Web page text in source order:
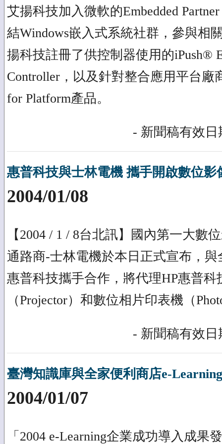
艾揚科技加入微軟的Embedded
結Windows嵌入式系統社群，參與相
揚科技註冊了供控制器使用的iPush®
Controller，以及針對整合應用平台廠
for Platform產品。
- 新聞稿有效日
惠普科技與士林電機 攜手開啟數位影
2004/01/08
【2004 / 1 / 8台北訊】國內第一大數
通路商-士林電機於本日正式宣布，
惠普科技攜手合作，將代理HP惠普科
（Projector）和數位相片印表機（
- 新聞稿有效日
臺灣知識庫與全家便利商店e-
2004/01/07
「2004 e-Learning企業成功導入成果